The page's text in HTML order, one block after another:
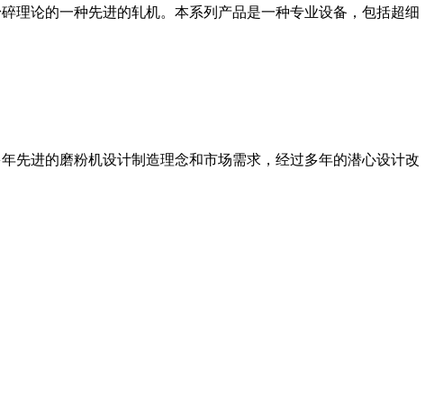
理论的一种先进的轧机。本系列产品是一种专业设备，包括超细
先进的磨粉机设计制造理念和市场需求，经过多年的潜心设计改